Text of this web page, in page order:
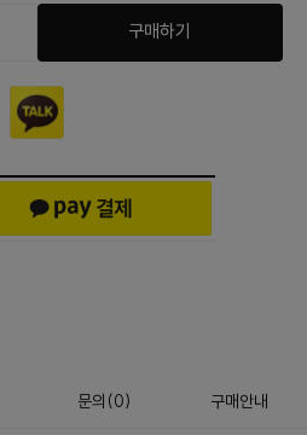
구매하기
문의 (0) 구매안내